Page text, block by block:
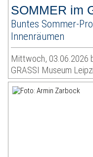
SOMMER im
Buntes Sommer-
Innenräumen
Mittwoch, 03.06.2026
GRASSI Museum